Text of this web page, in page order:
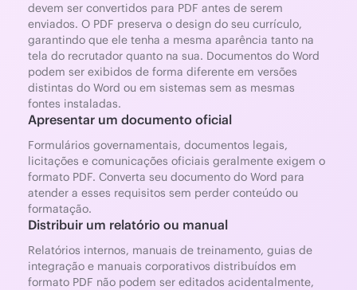
devem ser convertidos para PDF antes de serem
enviados. O PDF preserva o design do seu currículo,
garantindo que ele tenha a mesma aparência tanto na
tela do recrutador quanto na sua. Documentos do Word
podem ser exibidos de forma diferente em versões
distintas do Word ou em sistemas sem as mesmas
fontes instaladas.
Apresentar um documento oficial
Formulários governamentais, documentos legais,
licitações e comunicações oficiais geralmente exigem o
formato PDF. Converta seu documento do Word para
atender a esses requisitos sem perder conteúdo ou
formatação.
Distribuir um relatório ou manual
Relatórios internos, manuais de treinamento, guias de
integração e manuais corporativos distribuídos em
formato PDF não podem ser editados acidentalmente,